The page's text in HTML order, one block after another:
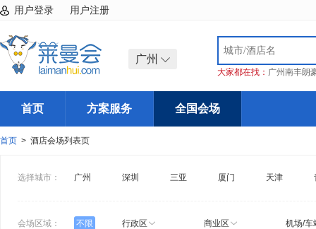
用户登录 用户注册
广州
大家都在找： 广州南丰朗
首页 方案服务 全国会场
首页 > 酒店会场列表页
选择城市： 广州 深圳 三亚 厦门 天津
会场区域： 不限 行政区 商业区 机场/车